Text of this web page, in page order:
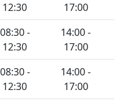
12:30
17:00
08:30 -
12:30
14:00 -
17:00
08:30 -
12:30
14:00 -
17:00